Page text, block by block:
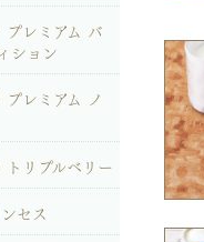
プレミアム バ
ション
レミアム ノ
リプルベリー
セス